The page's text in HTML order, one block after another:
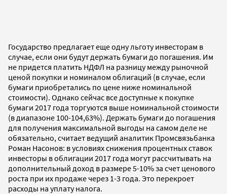
Государство предлагает еще одну льготу инвесторам в
случае, если они будут держать бумаги до погашения. Им
не придется платить НДФЛ на разницу между рыночной
ценой покупки и номиналом облигаций (в случае, если
бумаги приобретались по цене ниже номинальной
стоимости). Однако сейчас все доступные к покупке
бумаги 2017 года торгуются выше номинальной стоимости
(в диапазоне 100-104,63%). Держать бумаги до погашения
для получения максимальной выгоды на самом деле не
обязательно, считает ведущий аналитик Промсвязьбанка
Роман Насонов: в условиях снижения процентных ставок
инвесторы в облигации 2017 года могут рассчитывать на
дополнительный доход в размере 5-10% за счет ценового
роста при их продаже через 1-3 года. Это перекроет
расходы на уплату налога.